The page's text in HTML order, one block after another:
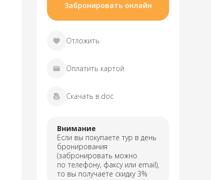
Забронировать онлайн
Отложить
Оплатить картой
Скачать в.doc
Внимание
Если вы покупаете тур в день
бронирования
(забронировать можно
по телефону, факсу или email),
то вы получаете скидку 3%